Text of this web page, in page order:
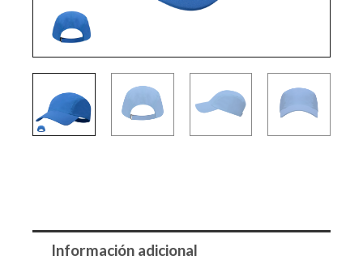
Información adicional